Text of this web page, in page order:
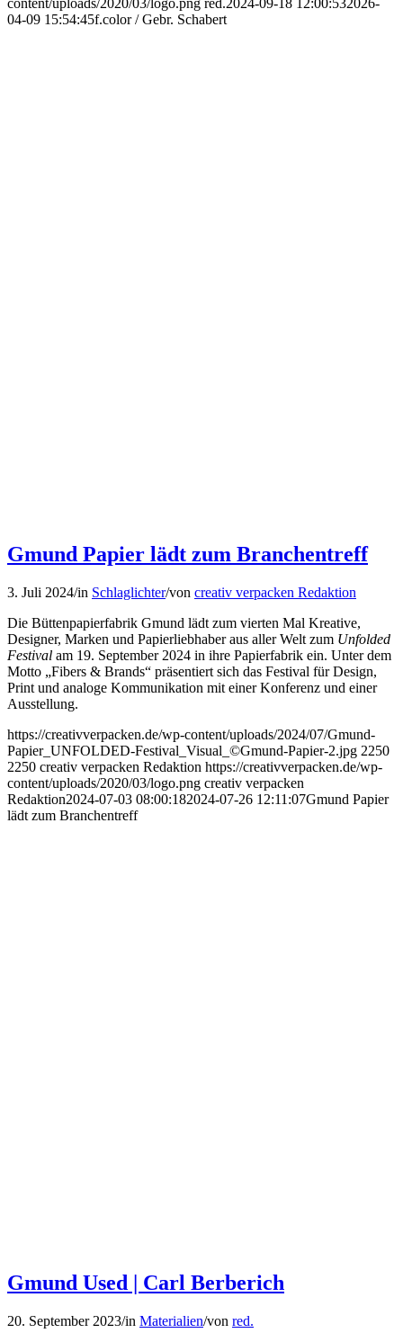
04-09 15:54:45f.color / Gebr. Schabert
Gmund Papier lädt zum Branchentreff
3. Juli 2024/in Schlaglichter/von creativ verpacken Redaktion
Die Büttenpapierfabrik Gmund lädt zum vierten Mal Kreative,
Designer, Marken und Papierliebhaber aus aller Welt zum Unfolded
Festival am 19. September 2024 in ihre Papierfabrik ein. Unter dem
Motto „Fibers & Brands“ präsentiert sich das Festival für Design,
Print und analoge Kommunikation mit einer Konferenz und einer
Ausstellung.
https://creativverpacken.de/wp-content/uploads/2024/07/Gmund-
Papier_UNFOLDED-Festival_Visual_©Gmund-Papier-2.jpg 2250
2250 creativ verpacken Redaktion https://creativverpacken.de/wp-
content/uploads/2020/03/logo.png creativ verpacken
Redaktion2024-07-03 08:00:182024-07-26 12:11:07Gmund Papier
lädt zum Branchentreff
Gmund Used | Carl Berberich
20. September 2023/in Materialien/von red.